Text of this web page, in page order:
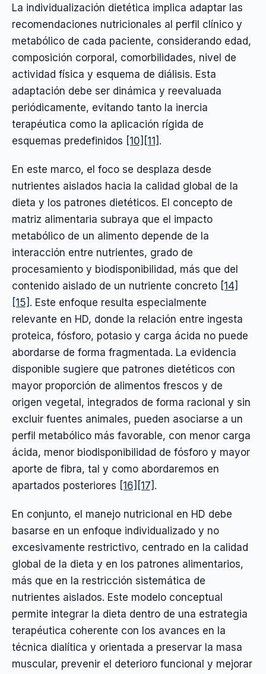
La individualización dietética implica adaptar las
recomendaciones nutricionales al perfil clínico y
metabólico de cada paciente, considerando edad,
composición corporal, comorbilidades, nivel de
actividad física y esquema de diálisis. Esta
adaptación debe ser dinámica y reevaluada
periódicamente, evitando tanto la inercia
terapéutica como la aplicación rígida de
esquemas predefinidos [10] [11] .
En este marco, el foco se desplaza desde
nutrientes aislados hacia la calidad global de la
dieta y los patrones dietéticos. El concepto de
matriz alimentaria subraya que el impacto
metabólico de un alimento depende de la
interacción entre nutrientes, grado de
procesamiento y biodisponibilidad, más que del
contenido aislado de un nutriente concreto [14]
[15] . Este enfoque resulta especialmente
relevante en HD, donde la relación entre ingesta
proteica, fósforo, potasio y carga ácida no puede
abordarse de forma fragmentada. La evidencia
disponible sugiere que patrones dietéticos con
mayor proporción de alimentos frescos y de
origen vegetal, integrados de forma racional y sin
excluir fuentes animales, pueden asociarse a un
perfil metabólico más favorable, con menor carga
ácida, menor biodisponibilidad de fósforo y mayor
aporte de fibra, tal y como abordaremos en
apartados posteriores [16] [17] .
En conjunto, el manejo nutricional en HD debe
basarse en un enfoque individualizado y no
excesivamente restrictivo, centrado en la calidad
global de la dieta y en los patrones alimentarios,
más que en la restricción sistemática de
nutrientes aislados. Este modelo conceptual
permite integrar la dieta dentro de una estrategia
terapéutica coherente con los avances en la
técnica dialítica y orientada a preservar la masa
muscular, prevenir el deterioro funcional y mejorar